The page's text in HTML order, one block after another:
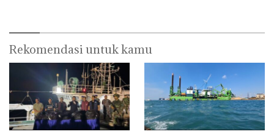
Rekomendasi untuk kamu